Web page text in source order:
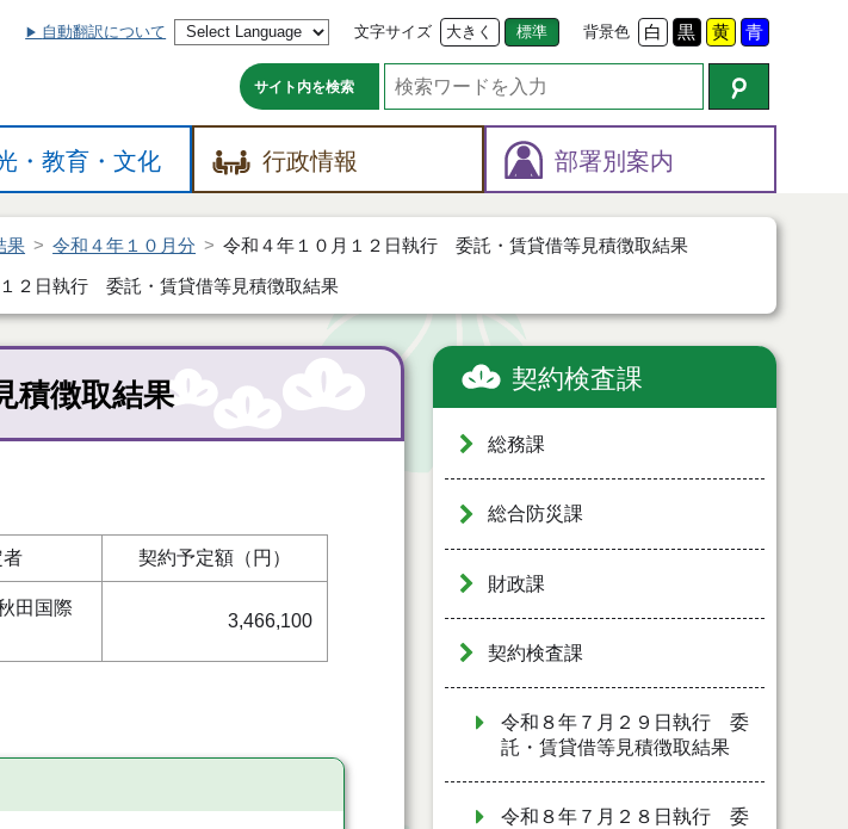
自動翻訳について 文字サイズ 大きく 標準 背景色 白 黒 黄 青
サイト内を検索
・教育・文化 行政情報 部署別案内
果 令和４年１０月分 令和４年１０月１２日執行 委託・賃貸借等見積徴取結果
２日執行 委託・賃貸借等見積徴取結果
積徴取結果
者 契約予定額（円）
田国際
3,466,100
契約検査課
総務課
総合防災課
財政課
契約検査課
令和８年７月２９日執行 委
託・賃貸借等見積徴取結果
令和８年７月２８日執行 委